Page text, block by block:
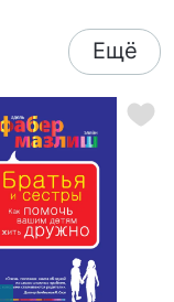
Ещё